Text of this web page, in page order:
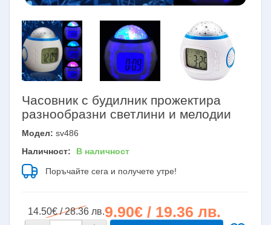
Часовник с будилник прожектира
разнообразни светлини и мелодии
Модел: sv486
Наличност:
В наличност
Поръчайте сега и получете утре!
14.50€ / 28.36 лв.9.90€ / 19.36 лв.